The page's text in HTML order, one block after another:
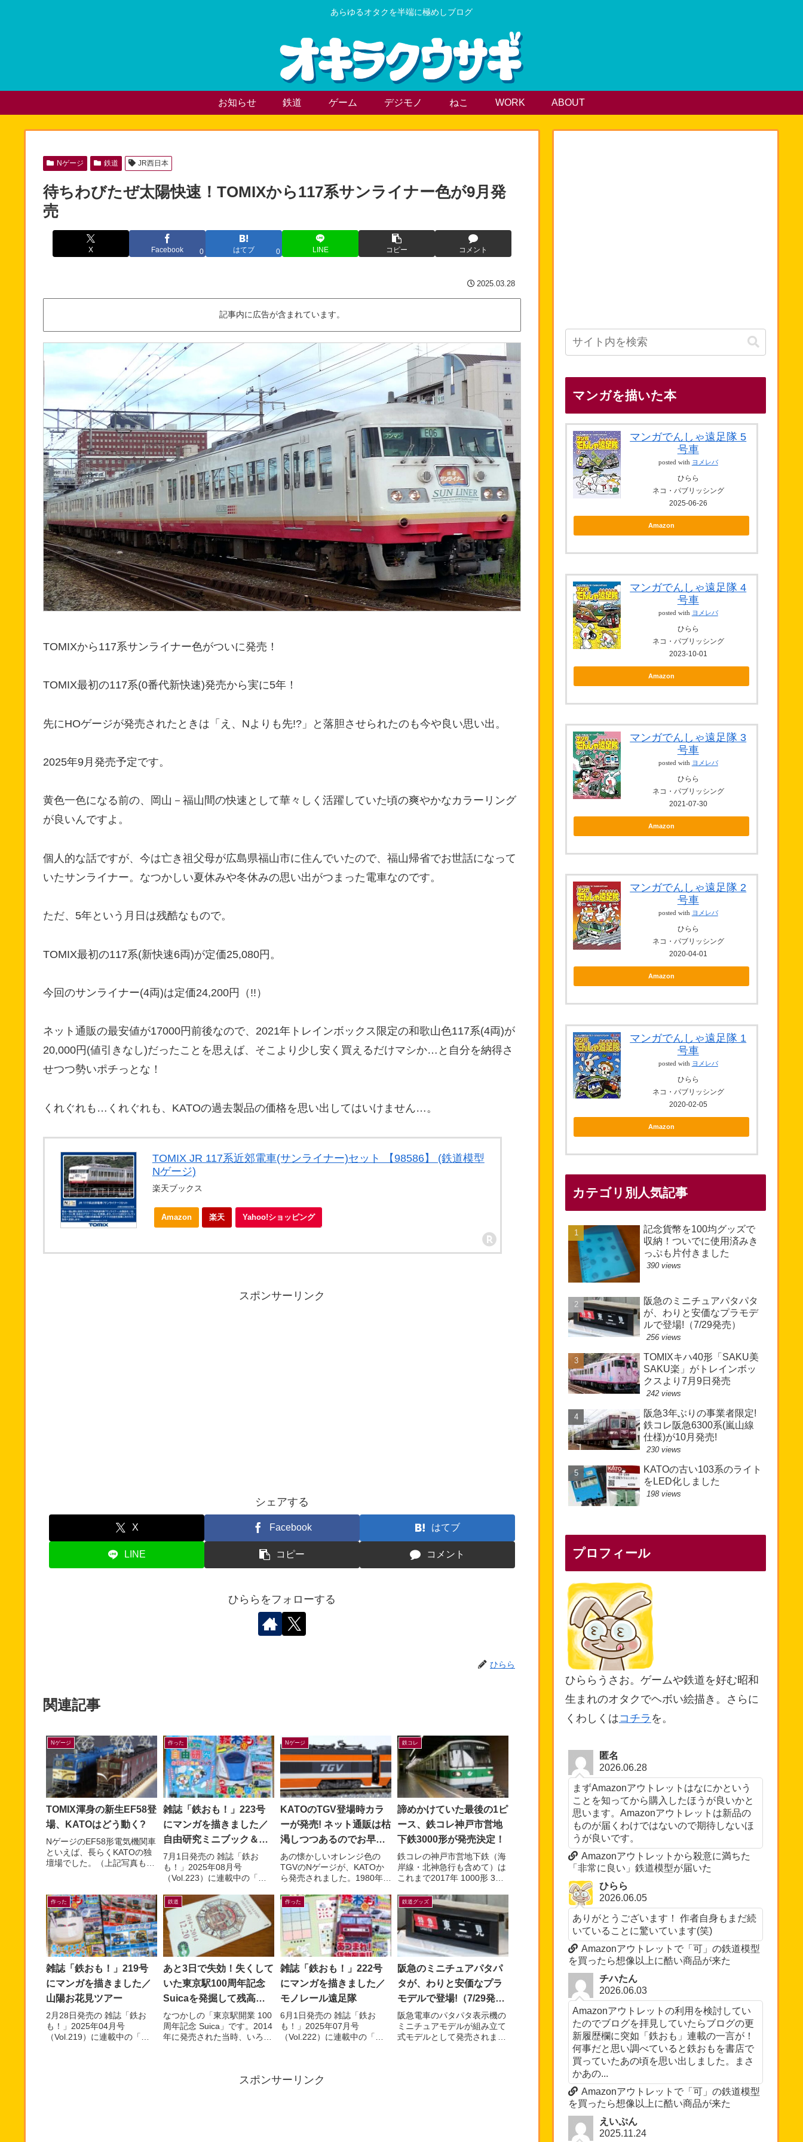
あらゆるオタクを半端に極めしブログ
お知らせ 鉄道 ゲーム デジモノ ねこ WORK ABOUT
Nゲージ 鉄道 JR西日本
待ちわびたぜ太陽快速！TOMIXから117系サンライナー色が9月発
売
X Facebook 0 はてブ 0 LINE コピー コメント
2025.03.28
記事内に広告が含まれています。
TOMIXから117系サンライナー色がついに発売！
TOMIX最初の117系(0番代新快速)発売から実に5年！
先にHOゲージが発売されたときは「え、Nよりも先!?」と落胆させられたのも今や良い思い出。
2025年9月発売予定です。
黄色一色になる前の、岡山－福山間の快速として華々しく活躍していた頃の爽やかなカラーリング
が良いんですよ。
個人的な話ですが、今は亡き祖父母が広島県福山市に住んでいたので、福山帰省でお世話になって
いたサンライナー。なつかしい夏休みや冬休みの思い出がつまった電車なのです。
ただ、5年という月日は残酷なもので。
TOMIX最初の117系(新快速6両)が定価25,080円。
今回のサンライナー(4両)は定価24,200円（!!）
ネット通販の最安値が17000円前後なので、2021年トレインボックス限定の和歌山色117系(4両)が
20,000円(値引きなし)だったことを思えば、そこより少し安く買えるだけマシか…と自分を納得さ
せつつ勢いポチっとな！
くれぐれも…くれぐれも、KATOの過去製品の価格を思い出してはいけません…。
TOMIX JR 117系近郊電車(サンライナー)セット 【98586】 (鉄道模型
Nゲージ)
楽天ブックス
Amazon 楽天 Yahoo!ショッピング
スポンサーリンク
シェアする
X Facebook はてブ
LINE コピー コメント
ひららをフォローする
ひらら
関連記事
Nゲージ
TOMIX渾身の新生EF58登
場、KATOはどう動く?
NゲージのEF58形電気機関車
といえば、長らくKATOの独
壇場でした。（上記写真も
の通り、先日TOMIXか...
作った
雑誌「鉄おも！」223号
にマンガを描きました／
自由研究ミニブック＆広
島アストラムライン編
7月1日発売の 雑誌「鉄お
も！」2025年08月号
（Vol.223）に連載中の「マ
を描きました。今月は「アス
トラムラインにのって広島
お...
Nゲージ
KATOのTGV登場時カラ
ーが発売! ネット通販は枯
渇しつつあるのでお早め
に!
あの懐かしいオレンジ色の
TGVのNゲージが、KATOか
ら発売されました。1980年代
かんで離さなかったのが、こ
の初代TGV。フランスの...
鉄コレ
諦めかけていた最後の1ピ
ース、鉄コレ神戸市営地
下鉄3000形が発売決定！
鉄コレの神戸市営地下鉄（海
岸線・北神急行も含めて）は
これまで2017年 1000形 3次
（一般2種・限定）2020年
6000形...
作った
雑誌「鉄おも！」219号
にマンガを描きました／
山陽お花見ツアー
2月28日発売の 雑誌「鉄お
も！」2025年04月号
（Vol.219）に連載中の「マ
鉄道
あと3日で失効！失くして
いた東京駅100周年記念
Suicaを発掘して残高を
確認したら…
なつかしの「東京駅開業 100
周年記念 Suica」です。2014
年に発売された当時、いろん
作った
雑誌「鉄おも！」222号
にマンガを描きました／
モノレール遠足隊
6月1日発売の 雑誌「鉄お
も！」2025年07月号
（Vol.222）に連載中の「マ
け...
鉄道グッズ
阪急のミニチュアパタパ
タが、わりと安価なプラ
モデルで登場!（7/29発
売）
阪急電車のパタパタ表示機の
ミニチュアモデルが組み立て
式モデルとして発売されま
スポンサーリンク
マンガを描いた本
マンガでんしゃ遠足隊 5
号車
posted with ヨメレバ
ひらら
ネコ・パブリッシング
2025-06-26
Amazon
マンガでんしゃ遠足隊 4
号車
posted with ヨメレバ
ひらら
ネコ・パブリッシング
2023-10-01
Amazon
マンガでんしゃ遠足隊 3
号車
posted with ヨメレバ
ひらら
ネコ・パブリッシング
2021-07-30
Amazon
マンガでんしゃ遠足隊 2
号車
posted with ヨメレバ
ひらら
ネコ・パブリッシング
2020-04-01
Amazon
マンガでんしゃ遠足隊 1
号車
posted with ヨメレバ
ひらら
ネコ・パブリッシング
2020-02-05
Amazon
カテゴリ別人気記事
記念貨幣を100均グッズで
収納！ついでに使用済みき
っぷも片付きました
390 views
阪急のミニチュアパタパタ
が、わりと安価なプラモデ
ルで登場!（7/29発売）
256 views
TOMIXキハ40形「SAKU美
SAKU楽」がトレインボッ
クスより7月9日発売
242 views
阪急3年ぶりの事業者限定!
鉄コレ阪急6300系(嵐山線
仕様)が10月発売!
230 views
KATOの古い103系のライト
をLED化しました
198 views
プロフィール
ひららうさお。ゲームや鉄道を好む昭和
生まれのオタクでヘボい絵描き。さらに
くわしくはコチラ を。
匿名
2026.06.28
まずAmazonアウトレットはなにかという
ことを知ってから購入したほうが良いかと
思います。Amazonアウトレットは新品の
ものが届くわけではないので期待しないほ
うが良いです。
Amazonアウトレットから殺意に満ちた
「非常に良い」鉄道模型が届いた
ひらら
2026.06.05
ありがとうございます！ 作者自身もまだ続
いていることに驚いています(笑)
Amazonアウトレットで「可」の鉄道模型
を買ったら想像以上に酷い商品が来た
チハたん
2026.06.03
Amazonアウトレットの利用を検討してい
たのでブログを拝見していたらブログの更
新履歴欄に突如「鉄おも」連載の一言が！
何事だと思い調べていると鉄おもを書店で
買っていたあの頃を思い出しました。まさ
かあの...
Amazonアウトレットで「可」の鉄道模型
を買ったら想像以上に酷い商品が来た
えいぷん
2025.11.24